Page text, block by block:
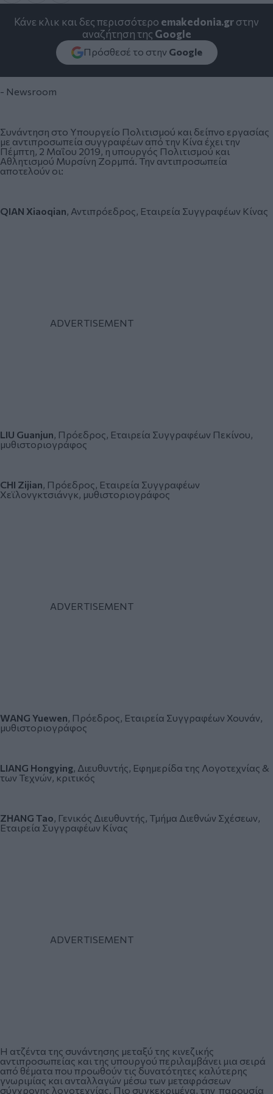
Κάνε κλικ και δες περισσότερο emakedonia.grστην
αναζήτηση της Google
Πρόσθεσέ το στην Google
- Newsroom
Συνάντηση στο Υπουργείο Πολιτισμού και δείπνο εργασίας
με αντιπροσωπεία συγγραφέων από την Κίνα έχει την
Πέμπτη, 2 Μαΐου 2019, η υπουργός Πολιτισμού και
Αθλητισμού Μυρσίνη Ζορμπά. Την αντιπροσωπεία
αποτελούν οι:
QIAN Xiaoqian, Αντιπρόεδρος, Εταιρεία Συγγραφέων Κίνας
LIU Guanjun, Πρόεδρος, Εταιρεία Συγγραφέων Πεκίνου,
μυθιστοριογράφος
CHI Zijian, Πρόεδρος, Εταιρεία Συγγραφέων
Χεϊλονγκτσιάνγκ, μυθιστοριογράφος
WANG Yuewen, Πρόεδρος, Εταιρεία Συγγραφέων Χουνάν,
μυθιστοριογράφος
LIANG Hongying, Διευθυντής, Εφημερίδα της Λογοτεχνίας &
των Τεχνών, κριτικός
ZHANG Tao, Γενικός Διευθυντής, Τμήμα Διεθνών Σχέσεων,
Εταιρεία Συγγραφέων Κίνας
Η ατζέντα της συνάντησης μεταξύ της κινεζικής
αντιπροσωπείας και της υπουργού περιλαμβάνει μια σειρά
από θέματα που προωθούν τις δυνατότητες καλύτερης
γνωριμίας και ανταλλαγών μέσω των μεταφράσεων
σύγχρονης λογοτεχνίας. Πιο συγκεκριμένα, την παρουσία